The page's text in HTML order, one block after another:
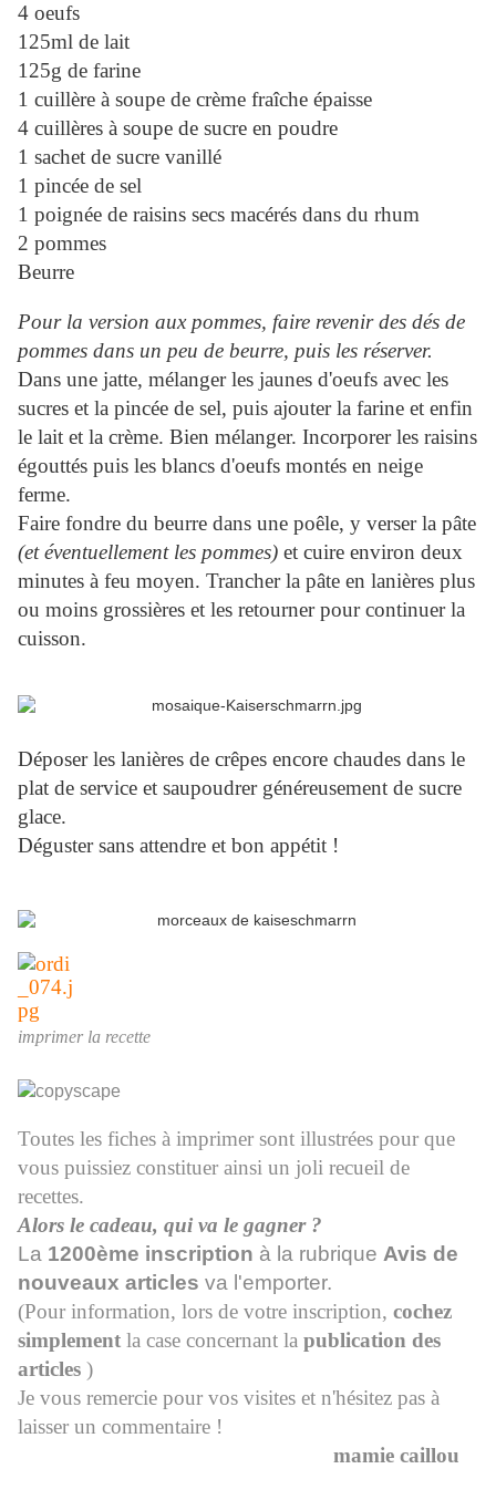
4 oeufs
125ml de lait
125g de farine
1 cuillère à soupe de crème fraîche épaisse
4 cuillères à soupe de sucre en poudre
1 sachet de sucre vanillé
1 pincée de sel
1 poignée de raisins secs macérés dans du rhum
2 pommes
Beurre
Pour la version aux pommes, faire revenir des dés de
pommes dans un peu de beurre, puis les réserver.
Dans une jatte, mélanger les jaunes d'oeufs avec les
sucres et la pincée de sel, puis ajouter la farine et enfin
le lait et la crème. Bien mélanger. Incorporer les raisins
égouttés puis les blancs d'oeufs montés en neige
ferme.
Faire fondre du beurre dans une poêle, y verser la pâte
(et éventuellement les pommes) et cuire environ deux
minutes à feu moyen. Trancher la pâte en lanières plus
ou moins grossières et les retourner pour continuer la
cuisson.
Déposer les lanières de crêpes encore chaudes dans le
plat de service et saupoudrer généreusement de sucre
glace.
Déguster sans attendre et bon appétit !
imprimer la recette
Toutes les fiches à imprimer sont illustrées pour que
vous puissiez constituer ainsi un joli recueil de
recettes.
Alors le cadeau, qui va le gagner ?
La 1200ème inscription à la rubrique Avis de
nouveaux articles va l'emporter.
(Pour information, lors de votre inscription, cochez
simplement la case concernant la publication des
articles )
Je vous remercie pour vos visites et n'hésitez pas à
laisser un commentaire !
mamie caillou